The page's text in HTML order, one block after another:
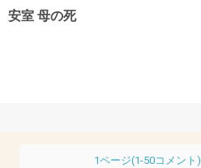
安室 母の死
1ページ(1-50コメント)